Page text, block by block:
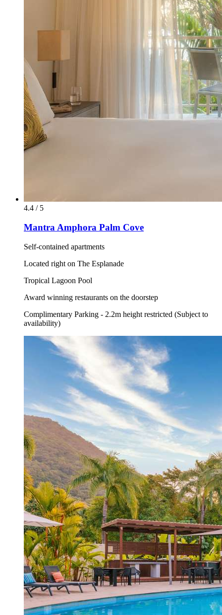
4.4 / 5
Mantra Amphora Palm Cove
Self-contained apartments
Located right on The Esplanade
Tropical Lagoon Pool
Award winning restaurants on the doorstep
Complimentary Parking - 2.2m height restricted (Subject to
availability)